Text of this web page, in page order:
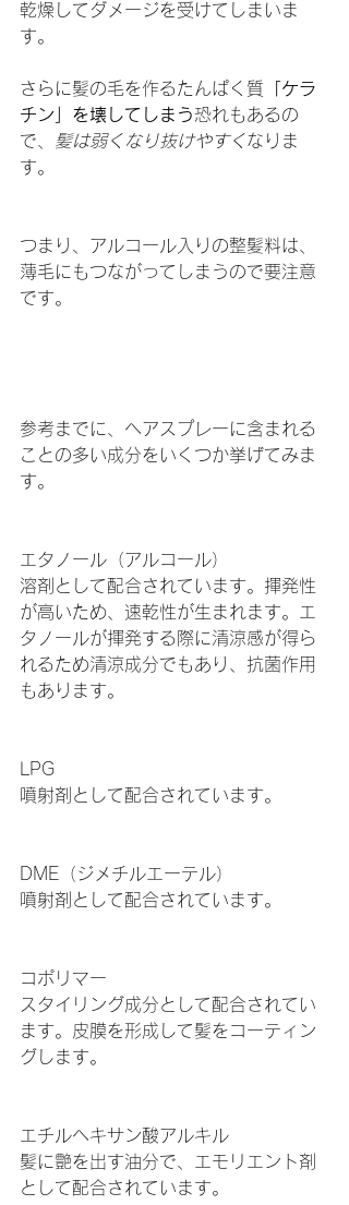
乾燥してダメージを受けてしまいま
す。
さらに髪の毛を作るたんぱく質 「ケラ
チン」を壊してしまう恐れもあるの
で、
髪は弱くなり抜けやすくなりま
す。
つまり、アルコール入りの整髪料は、
薄毛にもつながってしまうので要注意
です。
参考までに、ヘアスプレーに含まれる
ことの多い成分をいくつか挙げてみま
す。
エタノール（アルコール）
溶剤として配合されています。揮発性
が高いため、速乾性が生まれます。エ
タノールが揮発する際に清涼感が得ら
れるため清涼成分でもあり、抗菌作用
もあります。
LPG
噴射剤として配合されています。
DME（ジメチルエーテル）
噴射剤として配合されています。
コポリマー
スタイリング成分として配合されてい
ます。皮膜を形成して髪をコーティン
グします。
エチルヘキサン酸アルキル
髪に艶を出す油分で、エモリエント剤
として配合されています。